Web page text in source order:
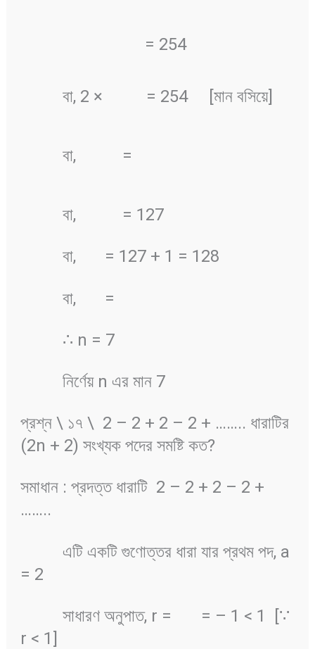
= 254
বা, 2 × = 254 [মান বসিয়ে]
বা, =
বা, = 127
বা, = 127 + 1 = 128
বা, =
∴ n = 7
নির্ণেয় n এর মান 7
প্রশ্ন \ ১৭ \ 2 – 2 + 2 – 2 + …….. ধারাটির
(2n + 2) সংখ্যক পদের সমষ্টি কত?
সমাধান : প্রদত্ত ধারাটি 2 – 2 + 2 – 2 +
……..
এটি একটি গুণোত্তর ধারা যার প্রথম পদ, a
= 2
সাধারণ অনুপাত, r =
= – 1 < 1 [∵
r < 1]